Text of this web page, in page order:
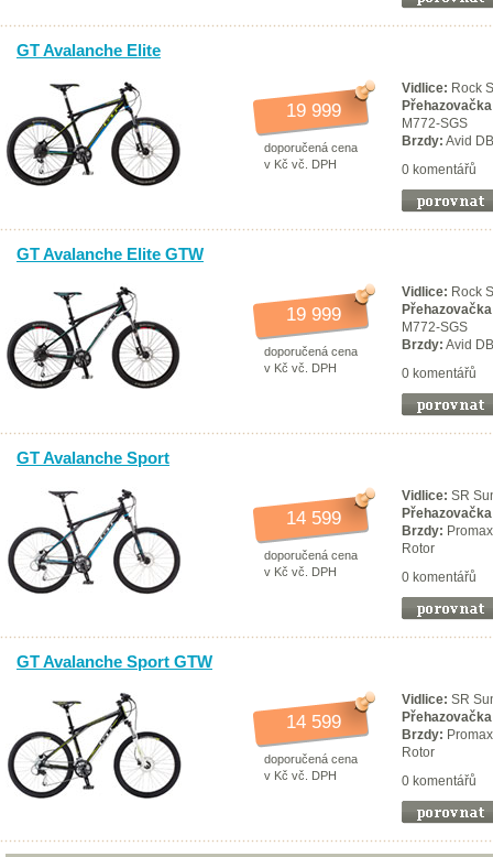
GT Avalanche Elite
19 999
doporučená cena
v Kč vč. DPH
Vidlice: Rock
M772-SGS
Brzdy: Avid
0 komentářů
GT Avalanche Elite GTW
19 999
doporučená cena
v Kč vč. DPH
Vidlice: Rock
M772-SGS
Brzdy: Avid
0 komentářů
GT Avalanche Sport
14 599
doporučená cena
v Kč vč. DPH
Vidlice: SR
Brzdy:
Rotor
0 komentářů
GT Avalanche Sport GTW
14 599
doporučená cena
v Kč vč. DPH
Vidlice: SR
Brzdy:
Rotor
0 komentářů